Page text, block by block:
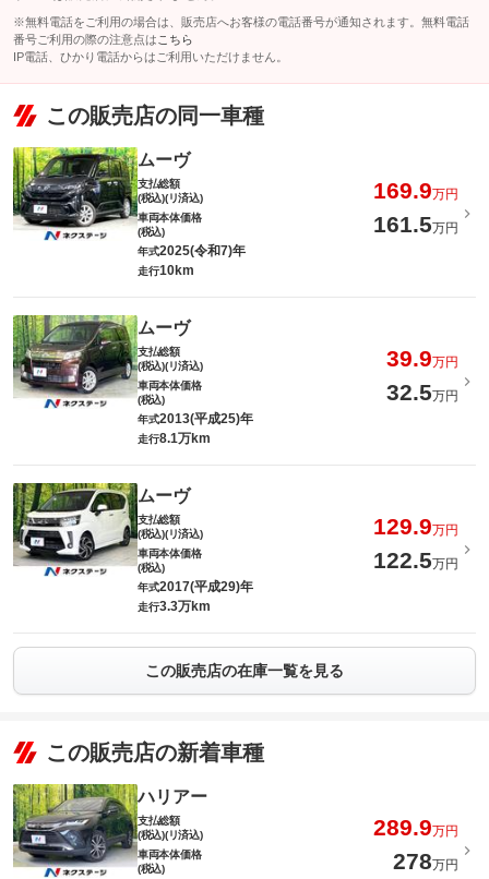
※無料電話をご利用の場合は、販売店へお客様の電話番号が通知されます。無料電話
番号ご利用の際の注意点は こちら
IP電話、ひかり電話からはご利用いただけません。
この販売店の同一車種
ムーヴ
支払総額
(税込)(リ済込)
169.9万円
車両本体価格
(税込)
161.5万円
年式2025(令和7)年
走行10km
ムーヴ
支払総額
(税込)(リ済込)
39.9万円
車両本体価格
(税込)
32.5万円
年式2013(平成25)年
走行8.1万km
ムーヴ
支払総額
(税込)(リ済込)
129.9万円
車両本体価格
(税込)
122.5万円
年式2017(平成29)年
走行3.3万km
この販売店の在庫一覧を見る
この販売店の新着車種
ハリアー
支払総額
(税込)(リ済込)
289.9万円
車両本体価格
(税込)
278万円